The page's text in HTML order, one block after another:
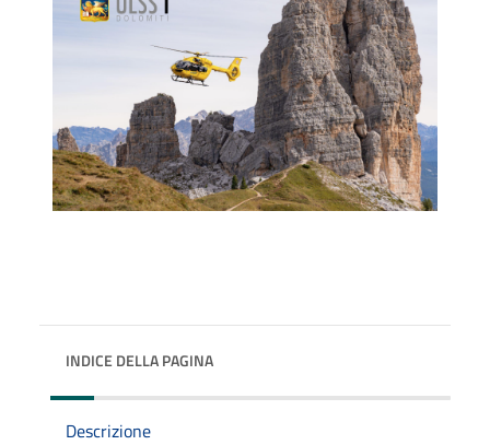
INDICE DELLA PAGINA
Descrizione